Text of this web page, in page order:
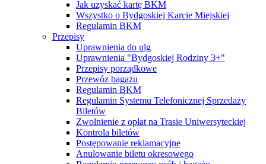
Jak uzyskać kartę BKM
Wszystko o Bydgoskiej Karcie Miejskiej
Regulamin BKM
Przepisy
Uprawnienia do ulg
Uprawnienia "Bydgoskiej Rodziny 3+"
Przepisy porządkowe
Przewóz bagażu
Regulamin BKM
Regulamin Systemu Telefonicznej Sprzedaży
Biletów
Zwolnienie z opłat na Trasie Uniwersyteckiej
Kontrola biletów
Postępowanie reklamacyjne
Anulowanie biletu okresowego